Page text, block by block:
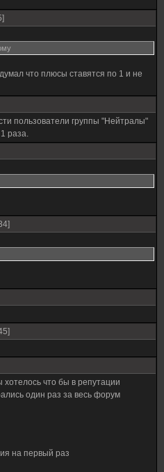
что плюсы ставятся по 1 и не
пользователи группы "Нейтралы"
раза.
что бы в репутации
один раз за весь форум
на первый раз